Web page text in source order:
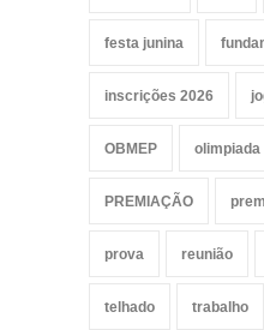
festa junina
inscrições 2026
OBMEP olimpiada
PREMIAÇÃO
prova reunião
telhado trabalho